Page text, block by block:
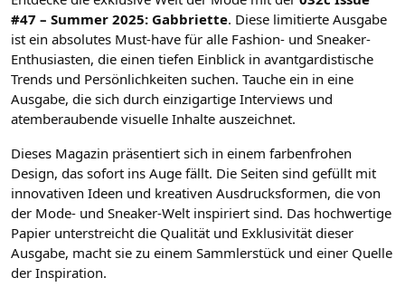
#47 – Summer 2025: Gabbriette. Diese limitierte Ausgabe
ist ein absolutes Must-have für alle Fashion- und Sneaker-
Enthusiasten, die einen tiefen Einblick in avantgardistische
Trends und Persönlichkeiten suchen. Tauche ein in eine
Ausgabe, die sich durch einzigartige Interviews und
atemberaubende visuelle Inhalte auszeichnet.
Dieses Magazin präsentiert sich in einem farbenfrohen
Design, das sofort ins Auge fällt. Die Seiten sind gefüllt mit
innovativen Ideen und kreativen Ausdrucksformen, die von
der Mode- und Sneaker-Welt inspiriert sind. Das hochwertige
Papier unterstreicht die Qualität und Exklusivität dieser
Ausgabe, macht sie zu einem Sammlerstück und einer Quelle
der Inspiration.